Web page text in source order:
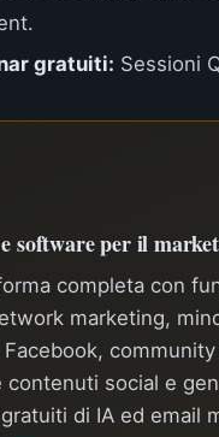
gratuiti: Sessioni
software per il
completa con
marketing,
social e
di IA ed email